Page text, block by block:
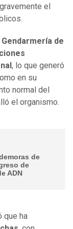
el
de
, lo que generó
en su
normal del
el organismo.
de
de
ADN
que ha